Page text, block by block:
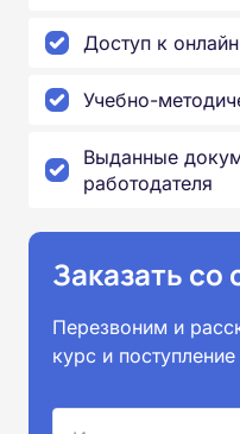
Доступ к
Учебно-
Выданные
работодателя
Заказать со
Перезвоним и
курс и поступление